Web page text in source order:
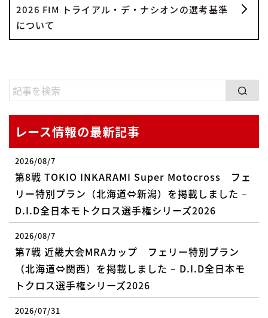
2026 FIM トライアル・デ・ナシオンの選考基準
について
レース情報の最新記事
2026/08/7
第8戦 TOKIO INKARAMI Super Motocross フェ
リー特別プラン（北海道⇔新潟）を掲載しました –
D.I.D全日本モトクロス選手権シリーズ2026
2026/08/7
第7戦 近畿大会MRAカップ フェリー特別プラン
（北海道⇔関西）を掲載しました – D.I.D全日本モ
トクロス選手権シリーズ2026
2026/07/31